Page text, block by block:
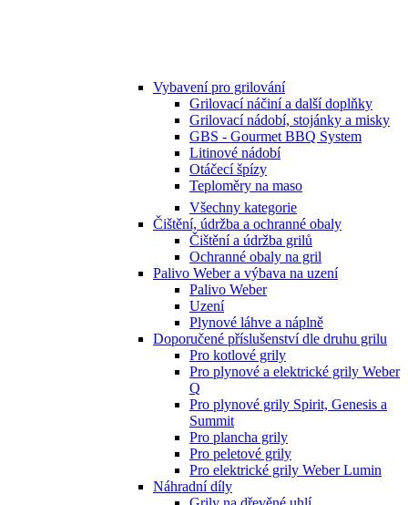
Vybavení pro grilování
Grilovací náčiní a další doplňky
Grilovací nádobí, stojánky a misky
GBS - Gourmet BBQ System
Litinové nádobí
Otáčecí špízy
Teploměry na maso
Všechny kategorie
Čištění, údržba a ochranné obaly
Čištění a údržba grilů
Ochranné obaly na gril
Palivo Weber a výbava na uzení
Palivo Weber
Uzení
Plynové láhve a náplně
Doporučené příslušenství dle druhu grilu
Pro kotlové grily
Pro plynové a elektrické grily Weber
Q
Pro plynové grily Spirit, Genesis a
Summit
Pro plancha grily
Pro peletové grily
Pro elektrické grily Weber Lumin
Náhradní díly